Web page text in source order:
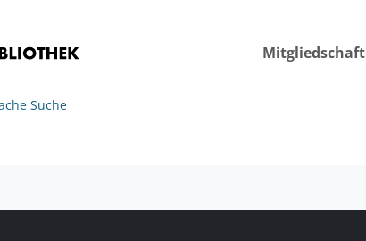
Mitgliedschaft
Suche